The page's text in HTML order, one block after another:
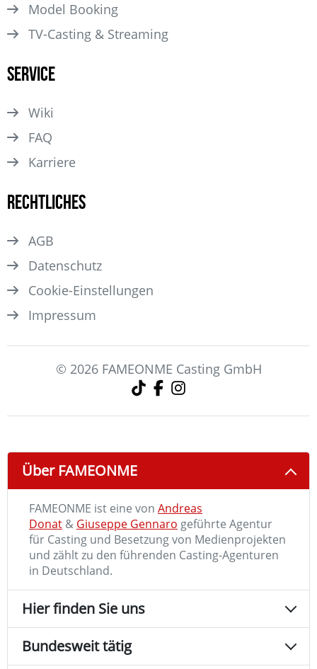
Model Booking
TV-Casting & Streaming
Service
Wiki
FAQ
Karriere
Rechtliches
AGB
Datenschutz
Cookie-Einstellungen
Impressum
© 2026 FAMEONME Casting GmbH
Über FAMEONME
FAMEONME ist eine von Andreas
Donat & Giuseppe Gennaro geführte Agentur
für Casting und Besetzung von Medienprojekten
und zählt zu den führenden Casting-Agenturen
in Deutschland.
Hier finden Sie uns
Bundesweit tätig